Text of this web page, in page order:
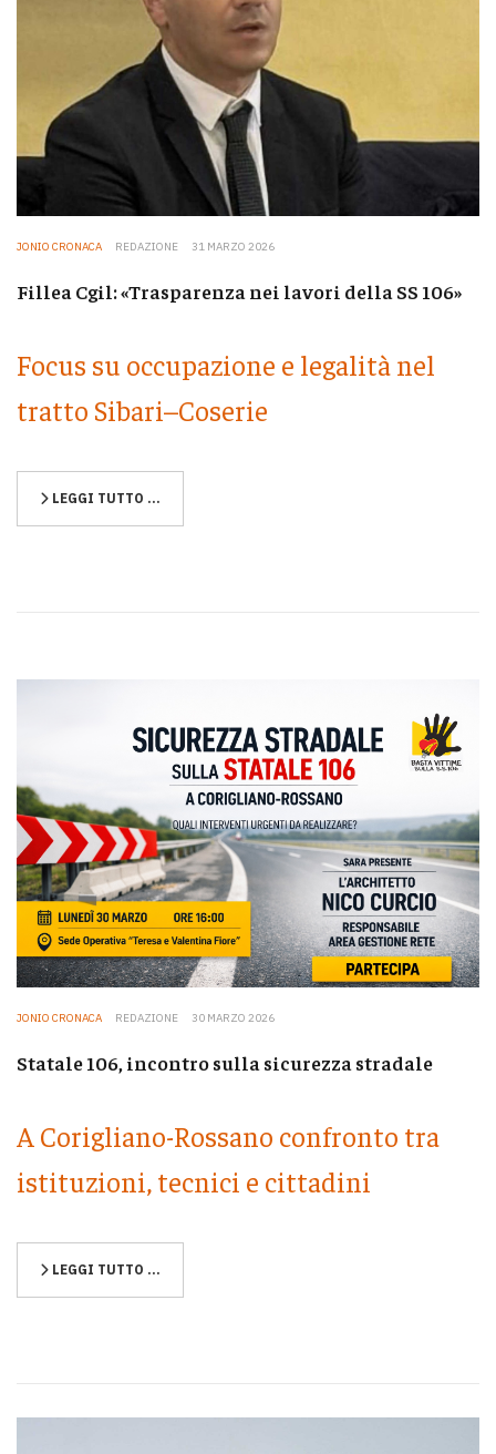
JONIO CRONACA REDAZIONE 31 MARZO 2026
Fillea Cgil: «Trasparenza nei lavori della SS 106»
Focus su occupazione e legalità nel
tratto Sibari–Coserie
LEGGI TUTTO …
JONIO CRONACA REDAZIONE 30 MARZO 2026
Statale 106, incontro sulla sicurezza stradale
A Corigliano-Rossano confronto tra
istituzioni, tecnici e cittadini
LEGGI TUTTO …